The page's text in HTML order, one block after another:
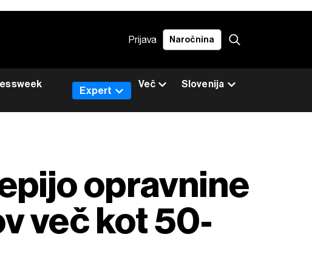
Prijava Naročnina
Slovenija
Expert
Več
opravnine
več kot 50-